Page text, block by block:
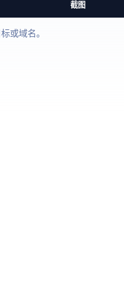
截图
IP 或域名。